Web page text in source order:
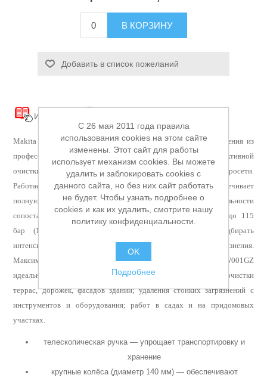
Аккумуляторы и ЗУ
Грузоподъемное оборудование
В КОРЗИНУ
Добавить в список пожеланий
Инструкция
Makita HW001GZ — это беспроводная мойка высокого давления из
профессиональной серии XGT (40 В), разработанная для эффективной
очистки различных поверхностей без привязки к электросети.
Работает от аккумулятора системы XGT (40 В), что обеспечивает
полную мобильность. Высокая мощность: по производительности
сопоставима с проводными аналогами, развивает давление до 115
бар (11,5 МПа). Три режима работы: позволяет подбирать
интенсивность очистки в зависимости от степени загрязнения.
Максимальный расход воды — 7 л/мин (420 л/ч). Makita HW001GZ
идеально подходит для: мойки автомобилей и спецтехники, очистки
террас, дорожек, фасадов зданий; удаления стойких загрязнений с
инструментов и оборудования; работ в садах и на придомовых
участках.
телескопическая ручка — упрощает транспортировку и
хранение
крупные колёса (диаметр 140 мм) — обеспечивают
C 26 мая 2011 года правила
использования cookies на этом сайте
изменены. Этот сайт для работы
использует механизм cookies. Вы можете
удалить и заблокировать cookies с
данного сайта, но без них сайт работать
не будет. Чтобы узнать подробнее о
cookies и как их удалить, смотрите нашу
политику конфиденциальности.
OK
Подробнее